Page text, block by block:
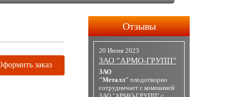
заказ
Отзывы
20 Июня 2023
ЗАО "АРМО-ГРУПП"
ЗАО
"Металл" плодотворно
сотрудничает с компанией